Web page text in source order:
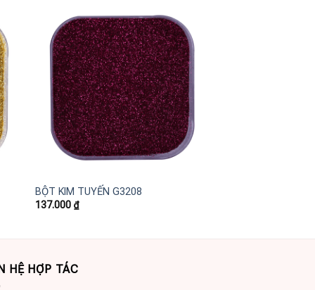
Add to
wishlist
BỘT KIM TUYẾN G3208
137.000 ₫
HỆ HỢP TÁC